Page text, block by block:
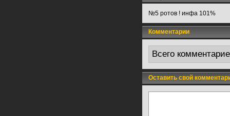
№5 ротов ! инфа 101%
Комментарии
Всего
Оставить свой